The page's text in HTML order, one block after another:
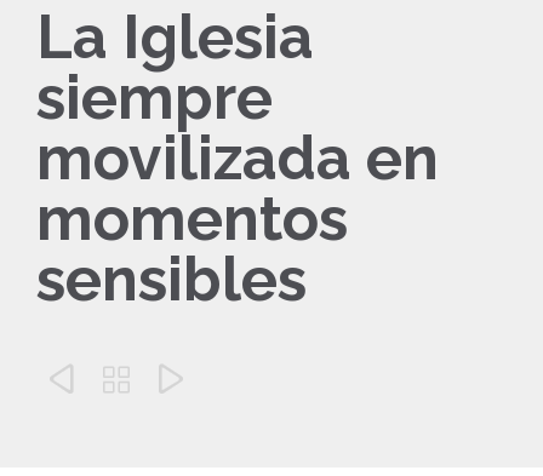
La Iglesia
siempre
movilizada en
momentos
sensibles
  